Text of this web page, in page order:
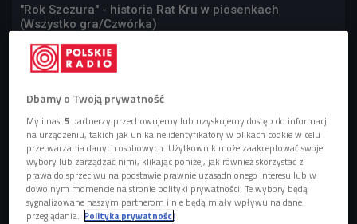
"Rok Szczura" - historia Rat Kru w piosenkach
(Wszystko gra/Czwórka)
Dbamy o Twoją prywatność
My i nasi5 partnerzy przechowujemy lub uzyskujemy dostęp do informacji
na urządzeniu, takich jak unikalne identyfikatory w plikach cookie w celu
przetwarzania danych osobowych. Użytkownik może zaakceptować swoje
wybory lub zarządzać nimi, klikając poniżej, jak również skorzystać z
prawa do sprzeciwu na podstawie prawnie uzasadnionego interesu lub w
dowolnym momencie na stronie polityki prywatności. Te wybory będą
sygnalizowane naszym partnerom i nie będą miały wpływu na dane
przeglądania. Polityka prywatności